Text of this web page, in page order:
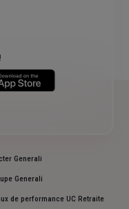
Generali
Generali
de performance UC Retraite